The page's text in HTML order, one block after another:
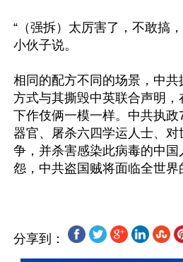
“（强拆）太厉害了，不敢搞
小伙子说。
相同的配方不同的场景，中
方式与其撕毁中英联合声明
下作伎俩一模一样。中共执
器官、屠杀六四学运人士、
争，并杀害感染此病毒的中国
分享到：